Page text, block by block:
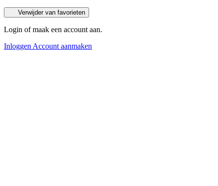
Verwijder van favorieten
Login of maak een account aan.
Inloggen Account aanmaken